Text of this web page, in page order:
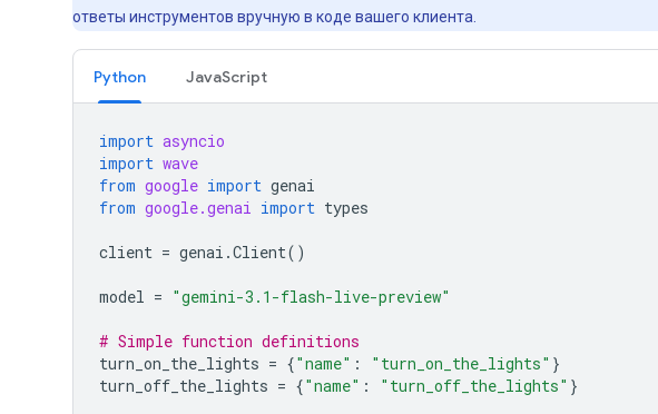
ответы инструментов вручную в коде вашего клиента.
Python JavaScript
import asyncio
import wave
from google import genai
from google.genai import types
client = genai .Client()
model = "gemini-3.1-flash-live-preview"
# Simple function definitions
turn_on_the_lights = {"name" : "turn_on_the_lights" }
turn_off_the_lights = {"name" : "turn_off_the_lights" }